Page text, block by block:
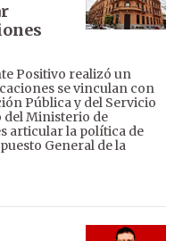
Positivo realizó un
se vinculan con
Pública y del Servicio
del Ministerio de
articular la política de
General de la